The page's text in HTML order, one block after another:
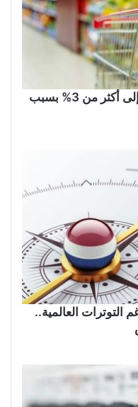
ارتفاع التضخم في هولندا مجدداً إلى أكثر من 3% بسبب
التوترات العالمية..